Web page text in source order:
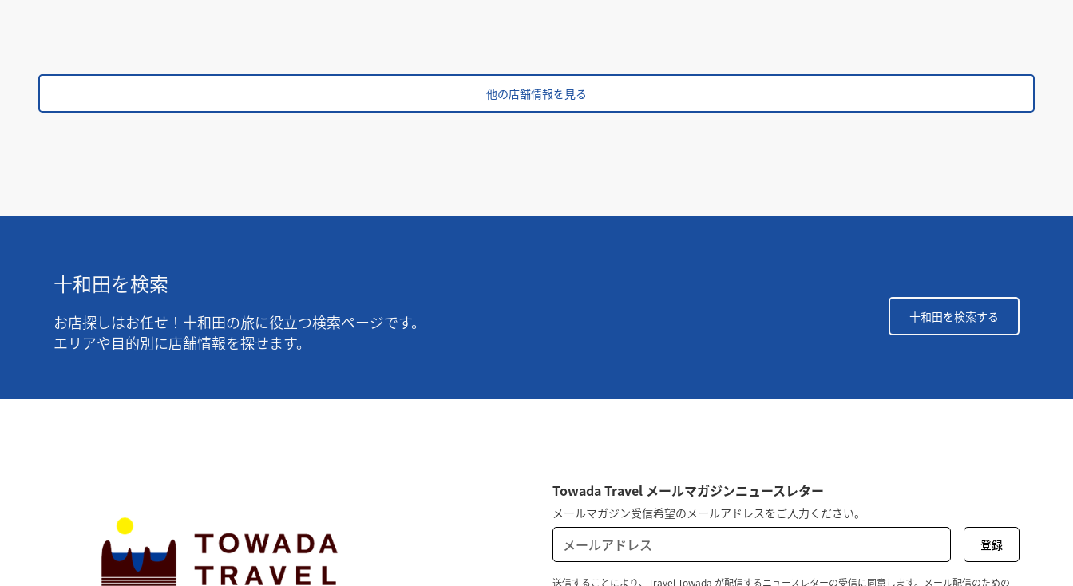
他の店舗情報を見る
十和田を検索
お店探しはお任せ！十和田の旅に役立つ検索ページです。
エリアや目的別に店舗情報を探せます。
十和田を検索する
Towada Travel メールマガジンニュースレター
メールマガジン受信希望のメールアドレスをご入力ください。
送信することにより、Travel Towada が配信するニュースレターの受信に同意します。メール配信のための